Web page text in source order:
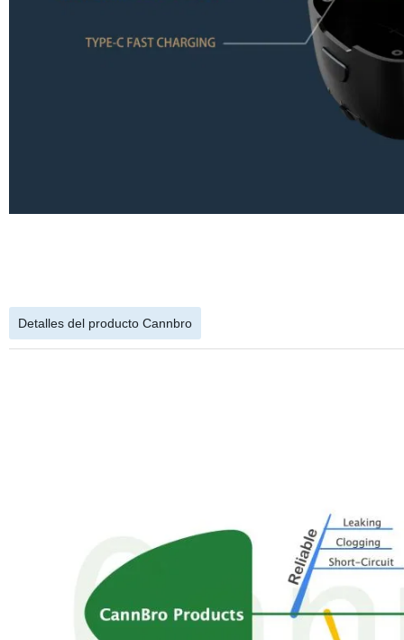
Detalles del producto Cannbro